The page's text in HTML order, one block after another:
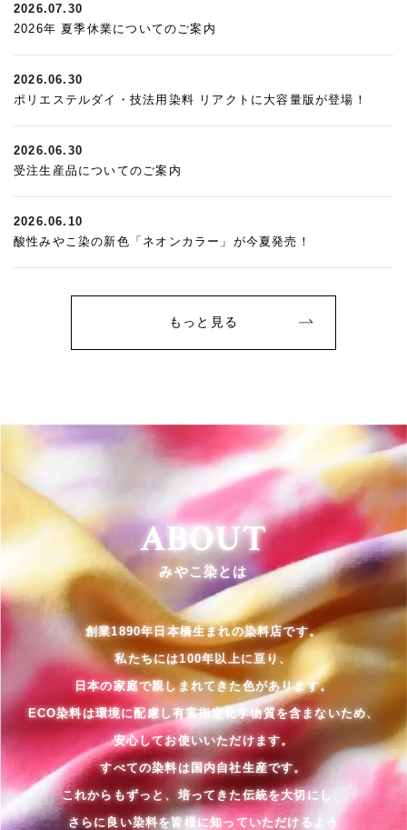
2026.07.30
2026年 夏季休業についてのご案内
2026.06.30
ポリエステルダイ・技法用染料 リアクトに大容量版が登場！
2026.06.30
受注生産品についてのご案内
2026.06.10
酸性みやこ染の新色「ネオンカラー」が今夏発売！
もっと見る
ABOUT
みやこ染とは
創業1890年日本橋生まれの染料店です。
私たちには100年以上に亘り、
日本の家庭で親しまれてきた色があります。
ECO染料は環境に配慮し有害指定化学物質を含まないため、
安心してお使いいただけます。
すべての染料は国内自社生産です。
これからもずっと、培ってきた伝統を大切にし、
さらに良い染料を皆様に知っていただけるよう